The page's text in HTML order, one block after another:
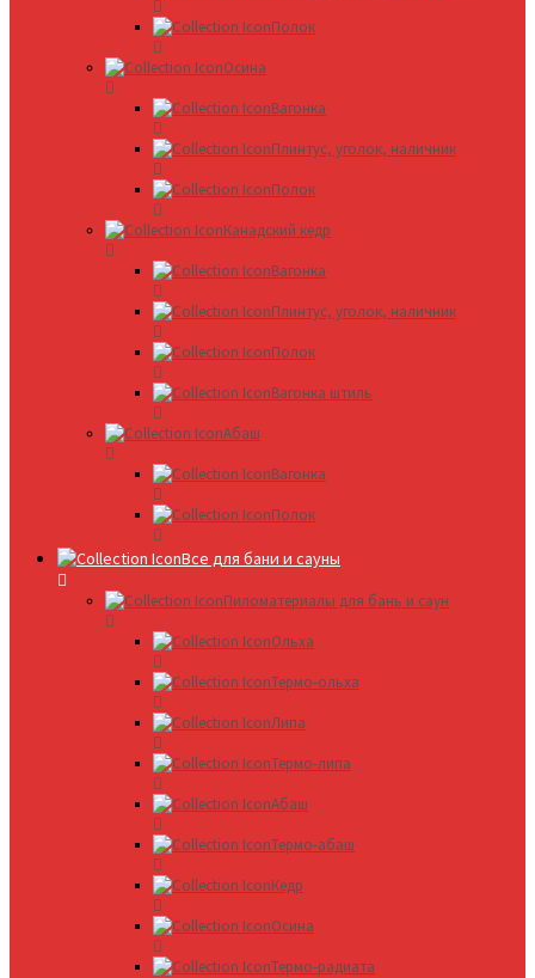
Полок
Осина
Вагонка
Плинтус, уголок, наличник
Полок
Канадский кедр
Вагонка
Плинтус, уголок, наличник
Полок
Вагонка штиль
Абаш
Вагонка
Полок
Все для бани и сауны
Пиломатериалы для бань и саун
Ольха
Термо-ольха
Липа
Термо-липа
Абаш
Термо-абаш
Кедр
Осина
Термо-радиата